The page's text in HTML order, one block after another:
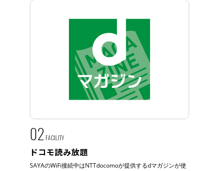
02 FACILITY
ドコモ読み放題
SAYAのWiFi接続中はNTTdocomoが提供するdマガジンが使